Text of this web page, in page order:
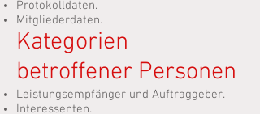
Protokolldaten.
Mitgliederdaten.
Kategorien
betroffener Personen
Leistungsempfänger und Auftraggeber.
Interessenten.